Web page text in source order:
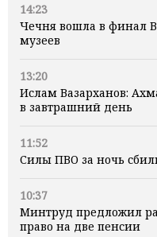
14:23
Чечня вошла в финал
музеев
13:20
Ислам Вазарханов:
в завтрашний день
11:52
Силы ПВО за ночь
10:37
Минтруд предложил
право на две пенсии